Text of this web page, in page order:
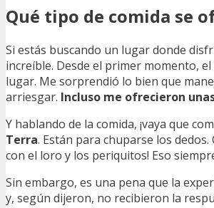
Qué tipo de comida se
Si estás buscando un lugar donde
increíble. Desde el primer momento,
lugar. Me sorprendió lo bien que
arriesgar. Incluso me ofrecieron
Y hablando de la comida, ¡vaya que
Terra. Están para chuparse los
con el loro y los periquitos! Eso
Sin embargo, es una pena que la
y, según dijeron, no recibieron la